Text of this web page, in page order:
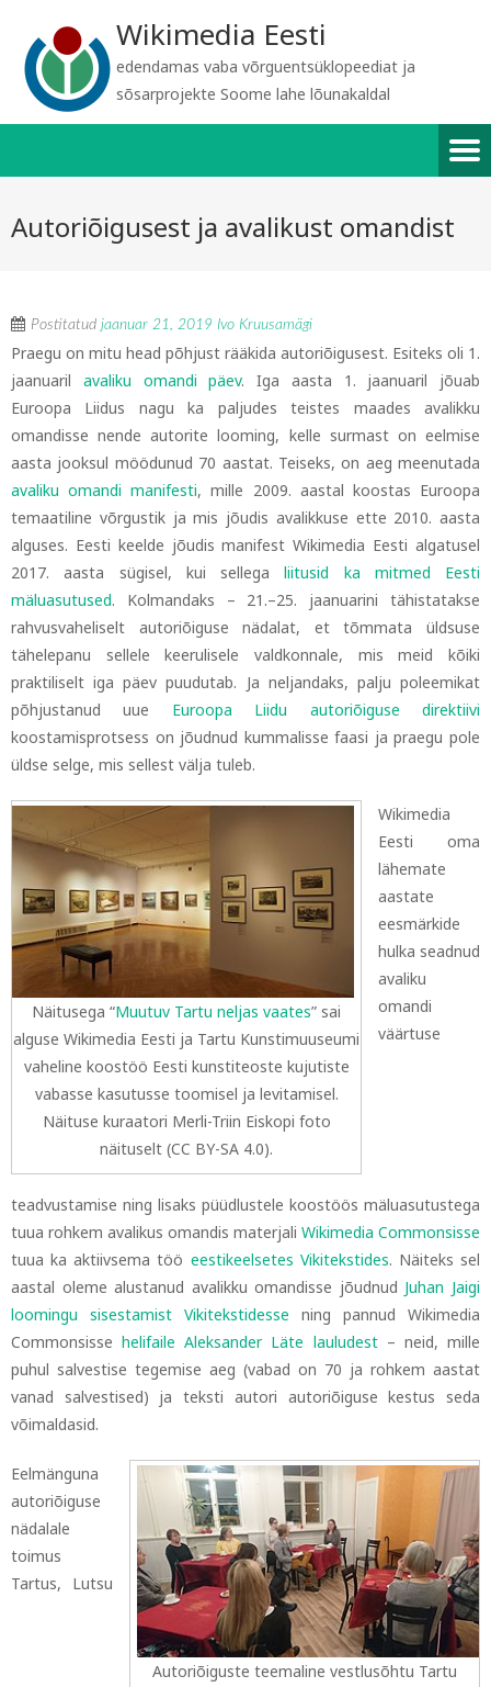
Wikimedia Eesti
edendamas vaba võrguentsüklopeediat ja
sõsarprojekte Soome lahe lõunakaldal
Autoriõigusest ja avalikust omandist
Postitatud jaanuar 21, 2019 Ivo Kruusamägi
Praegu on mitu head põhjust rääkida autoriõigusest. Esiteks oli 1.
jaanuaril avaliku omandi päev. Iga aasta 1. jaanuaril jõuab
Euroopa Liidus nagu ka paljudes teistes maades avalikku
omandisse nende autorite looming, kelle surmast on eelmise
aasta jooksul möödunud 70 aastat. Teiseks, on aeg meenutada
avaliku omandi manifesti, mille 2009. aastal koostas Euroopa
temaatiline võrgustik ja mis jõudis avalikkuse ette 2010. aasta
alguses. Eesti keelde jõudis manifest Wikimedia Eesti algatusel
2017. aasta sügisel, kui sellegaliitusid ka mitmed Eesti
mäluasutused. Kolmandaks – 21.–25. jaanuarini tähistatakse
rahvusvaheliselt autoriõiguse nädalat, et tõmmata üldsuse
tähelepanu sellele keerulisele valdkonnale, mis meid kõiki
praktiliselt iga päev puudutab. Ja neljandaks, palju poleemikat
põhjustanud uue Euroopa Liidu autoriõiguse direktiivi
koostamisprotsess on jõudnud kummalisse faasi ja praegu pole
üldse selge, mis sellest välja tuleb.
Näitusega “Muutuv Tartu neljas vaates” sai
alguse Wikimedia Eesti ja Tartu Kunstimuuseumi
vaheline koostöö Eesti kunstiteoste kujutiste
vabasse kasutusse toomisel ja levitamisel.
Näituse kuraatori Merli-Triin Eiskopi foto
näituselt (CC BY-SA 4.0).
Wikimedia
Eesti oma
lähemate
aastate
eesmärkide
hulka seadnud
avaliku
omandi
väärtuse
teadvustamise ning lisaks püüdlustele koostöös mäluasutustega
tuua rohkem avalikus omandis materjali Wikimedia Commonsisse
tuua ka aktiivsema töö eestikeelsetes Vikitekstides. Näiteks sel
aastal oleme alustanud avalikku omandisse jõudnud Juhan Jaigi
loomingu sisestamist Vikitekstidesse
ning pannud Wikimedia
Commonsissehelifaile Aleksander Läte lauludest – neid, mille
puhul salvestise tegemise aeg (vabad on 70 ja rohkem aastat
vanad salvestised) ja teksti autori autoriõiguse kestus seda
võimaldasid.
Autoriõiguste teemaline vestlusõhtu Tartu
Eelmänguna
autoriõiguse
nädalale
toimus
Tartus, Lutsu